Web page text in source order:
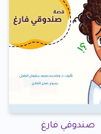
صندوقي فارغ